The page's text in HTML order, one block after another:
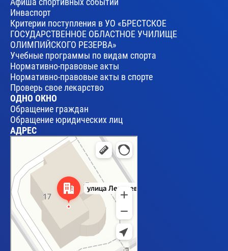
Инваспорт
Критерии поступления в УО «БРЕСТСКОЕ
ГОСУДАРСТВЕННОЕ ОБЛАСТНОЕ УЧИЛИЩЕ
ОЛИМПИЙСКОГО РЕЗЕРВА»
Учебные программы по видам спорта
Нормативно-правовые акты
Нормативно-правовые акты в спорте
Проверь свое лекарство
ОДНО ОКНО
Обращение граждан
Обращение юридических лиц
АДРЕС
Брест
Улица Леваневского, 17 — Яндекс Карты